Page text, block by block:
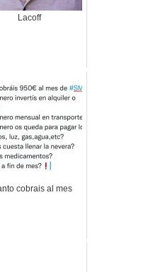
Lacoff
cobrais al mes